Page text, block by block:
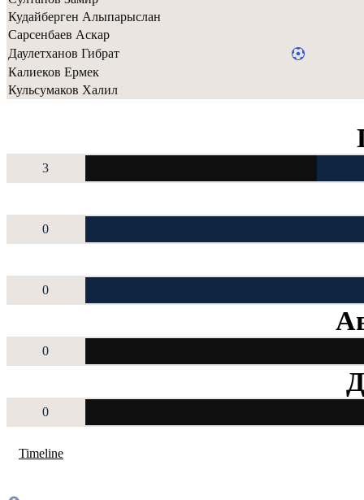
Кудайберген Алыпарыслан
Сарсенбаев Аскар
Даулетханов Гибрат
Калиеков Ермек
Кульсумаков Халил
3
0
0
0
0
Timeline